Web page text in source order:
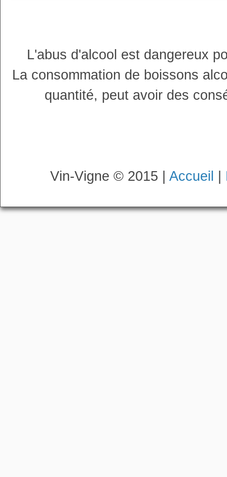
L'abus d'alcool est dangereux
La consommation de boissons
quantité, peut avoir des
Vin-Vigne © 2015 | Accueil